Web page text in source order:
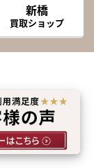
新橋
買取ショップ